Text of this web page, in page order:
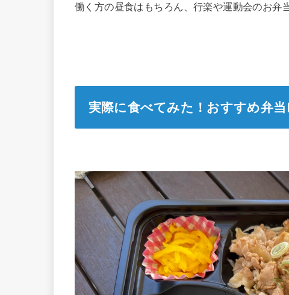
働く方の昼食はもちろん、行楽や運動会のお弁
実際に食べてみた！おすすめ弁当